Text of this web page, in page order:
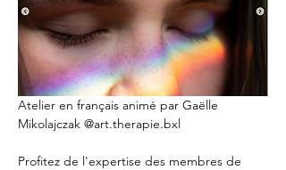
Atelier en français animé par Gaëlle
Mikolajczak @art.therapie.bxl
Profitez de l'expertise des membres de